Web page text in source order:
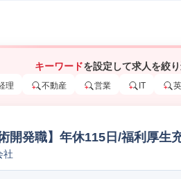
キーワードを設定して求人を絞
理 不動産 営業 IT
開発職】年休115日/福利厚生
社